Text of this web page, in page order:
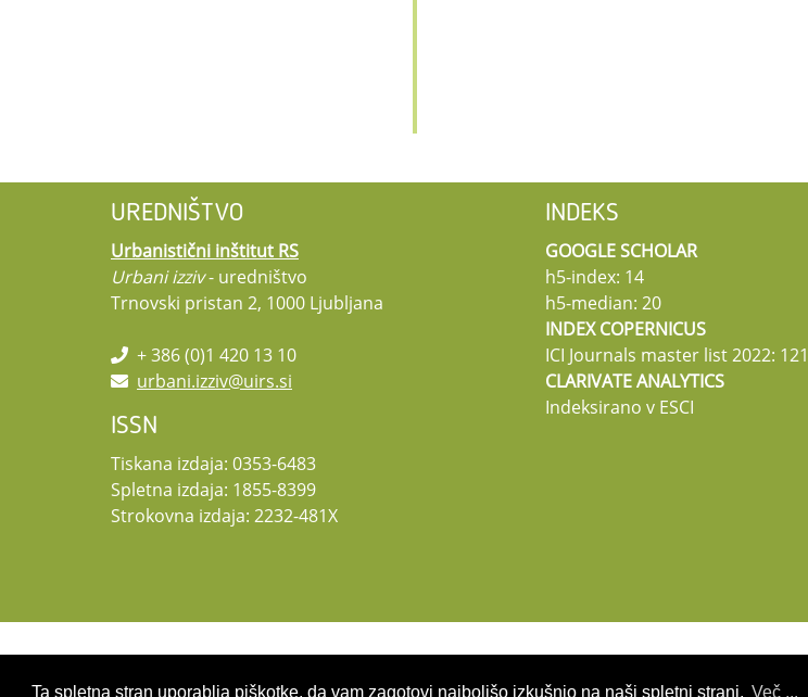
Ta spletna stran uporablja piškotke, da vam zagotovi najboljšo izkušnjo na naši spletni strani. Več ...
UREDNIŠTVO
Urbanistični inštitut RS
Urbani izziv- uredništvo
Trnovski pristan 2, 1000 Ljubljana
+ 386 (0)1 420 13 10
urbani.izziv@uirs.si
ISSN
Tiskana izdaja: 0353-6483
Spletna izdaja: 1855-8399
Strokovna izdaja: 2232-481X
INDEKS
GOOGLE SCHOLAR
h5-index: 14
h5-median: 20
INDEX COPERNICUS
ICI Journals master list 2022:
CLARIVATE ANALYTICS
Indeksirano v ESCI